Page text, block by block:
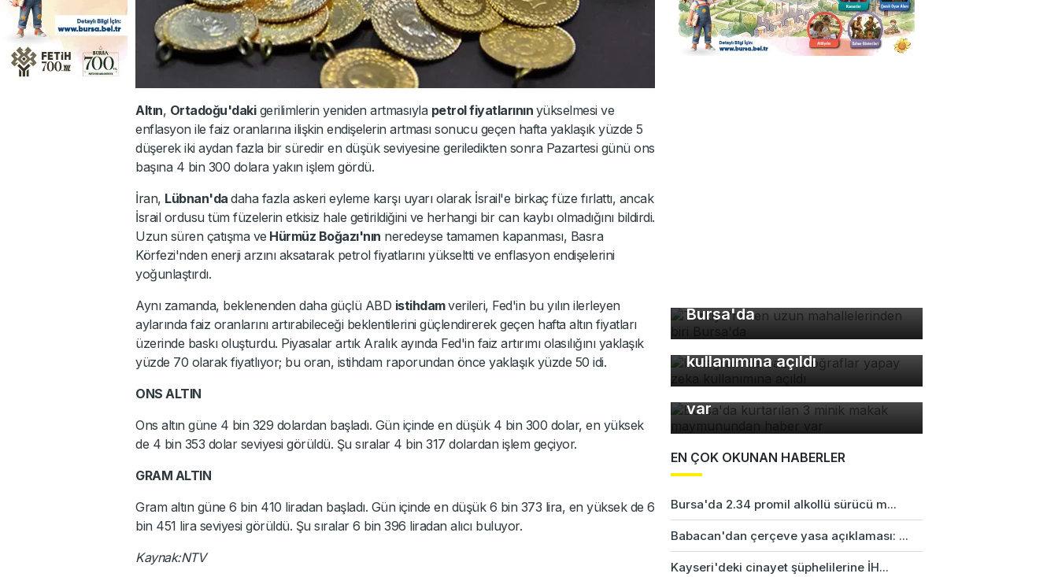
Altın, Ortadoğu'dakigerilimlerin yeniden artmasıyla petrol fiyatlarının yükselmesi ve
enflasyon ile faiz oranlarına ilişkin endişelerin artması sonucu geçen hafta yaklaşık yüzde 5
düşerek iki aydan fazla bir süredir en düşük seviyesine geriledikten sonra Pazartesi günü ons
başına 4 bin 300 dolara yakın işlem gördü.
İran, Lübnan'da daha fazla askeri eyleme karşı uyarı olarak İsrail'e birkaç füze fırlattı, ancak
İsrail ordusu tüm füzelerin etkisiz hale getirildiğini ve herhangi bir can kaybı olmadığını bildirdi.
Uzun süren çatışma ve Hürmüz Boğazı'nın neredeyse tamamen kapanması, Basra
Körfezi'nden enerji arzını aksatarak petrol fiyatlarını yükseltti ve enflasyon endişelerini
yoğunlaştırdı.
Aynı zamanda, beklenenden daha güçlü ABD istihdamverileri, Fed'in bu yılın ilerleyen
aylarında faiz oranlarını artırabileceği beklentilerini güçlendirerek geçen hafta altın fiyatları
üzerinde baskı oluşturdu. Piyasalar artık Aralık ayında Fed'in faiz artırımı olasılığını yaklaşık
yüzde 70 olarak fiyatlıyor; bu oran, istihdam raporundan önce yaklaşık yüzde 50 idi.
ONS ALTIN
Ons altın güne 4 bin 329 dolardan başladı. Gün içinde en düşük 4 bin 300 dolar, en yüksek
de 4 bin 353 dolar seviyesi görüldü. Şu sıralar 4 bin 317 dolardan işlem geçiyor.
GRAM ALTIN
Gram altın güne 6 bin 410 liradan başladı. Gün içinde en düşük 6 bin 373 lira, en yüksek de 6
bin 451 lira seviyesi görüldü. Şu sıralar 6 bin 396 liradan alıcı buluyor.
Kaynak:NTV
Bursa'da
Instagram'da bazı
fotoğraflar yapay zeka
kullanımına açıldı
Bursa'da kurtarılan 3 minik
makak maymunundan haber
var
EN ÇOK OKUNAN HABERLER
Bursa'da 2.34 promil alkollü sürücü m...
Babacan'dan çerçeve yasa açıklaması: ...
Kayseri'deki cinayet şüphelilerine İH...